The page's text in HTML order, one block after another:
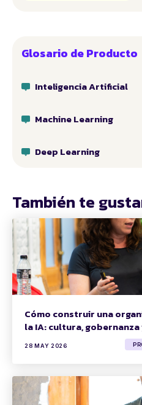
Glosario de Producto
Inteligencia Artificial
Machine Learning
Deep Learning
También te
Cómo construir una
la IA: cultura,
28 MAY 2026